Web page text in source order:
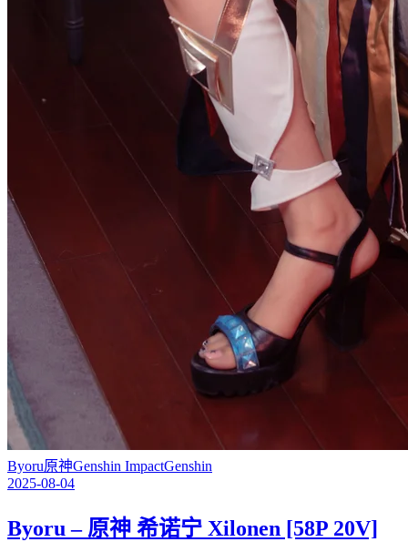
Byoru原神Genshin ImpactGenshin
2025-08-04
Byoru – 原神 希诺宁 Xilonen [58P 20V]